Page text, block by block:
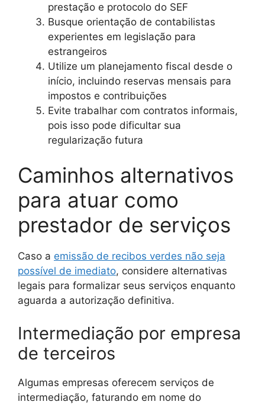
prestação e protocolo do SEF
Busque orientação de contabilistas
experientes em legislação para
estrangeiros
Utilize um planejamento fiscal desde o
início, incluindo reservas mensais para
impostos e contribuições
Evite trabalhar com contratos informais,
pois isso pode dificultar sua
regularização futura
Caminhos alternativos
para atuar como
prestador de serviços
Caso a emissão de recibos verdes não seja
possível de imediato, considere alternativas
legais para formalizar seus serviços enquanto
aguarda a autorização definitiva.
Intermediação por empresa
de terceiros
Algumas empresas oferecem serviços de
intermediação, faturando em nome do